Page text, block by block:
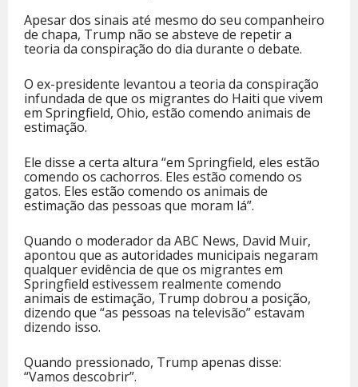
Apesar dos sinais até mesmo do seu companheiro
de chapa, Trump não se absteve de repetir a
teoria da conspiração do dia durante o debate.
O ex-presidente levantou a teoria da conspiração
infundada de que os migrantes do Haiti que vivem
em Springfield, Ohio, estão comendo animais de
estimação.
Ele disse a certa altura “em Springfield, eles estão
comendo os cachorros. Eles estão comendo os
gatos. Eles estão comendo os animais de
estimação das pessoas que moram lá”.
Quando o moderador da ABC News, David Muir,
apontou que as autoridades municipais negaram
qualquer evidência de que os migrantes em
Springfield estivessem realmente comendo
animais de estimação, Trump dobrou a posição,
dizendo que “as pessoas na televisão” estavam
dizendo isso.
Quando pressionado, Trump apenas disse:
“Vamos descobrir”.